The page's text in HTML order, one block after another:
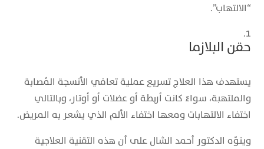
“الالتهاب”.
حقن البلازما
يستهدف هذا العلاج تسريع عملية تعافي الأنسجة المُصابة
والملتهبة، سواءٌ كانت أربطة أو عضلات أو أوتار، وبالتالي
اختفاء الالتهابات ومعها اختفاء الألم الذي يشعر به المريض.
وينوّه الدكتور أحمد الشال على أن هذه التقنية العلاجية